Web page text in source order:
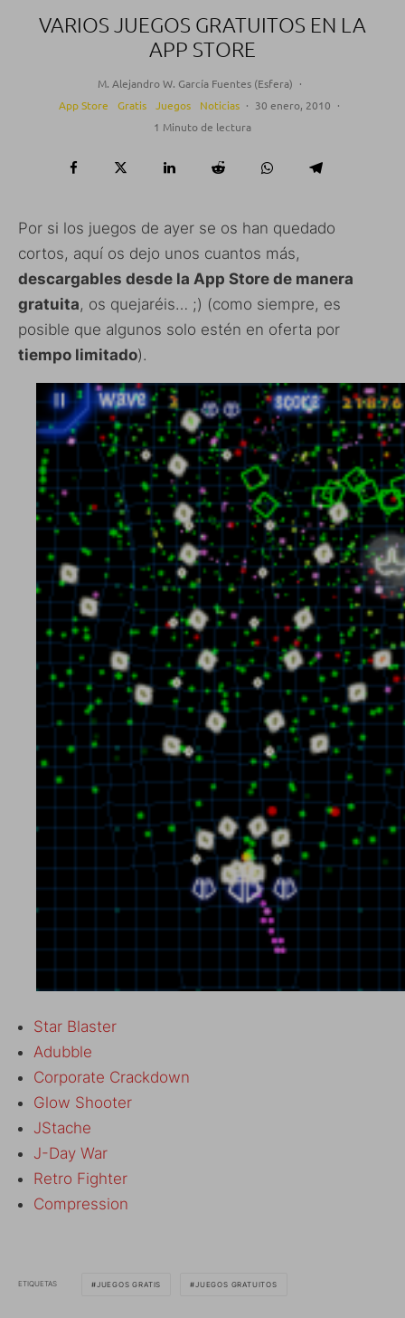
VARIOS JUEGOS GRATUITOS EN LA
APP STORE
M. Alejandro W. García Fuentes (Esfera) ·
App Store
Gratis Juegos Noticias · 30 enero, 2010 ·
1 Minuto de lectura
Por si los juegos de ayer se os han quedado
cortos, aquí os dejo unos cuantos más,
descargables desde la App Store de manera
gratuita, os quejaréis… ;) (como siempre, es
posible que algunos solo estén en oferta por
tiempo limitado).
Star Blaster
Adubble
Corporate Crackdown
Glow Shooter
JStache
J-Day War
Retro Fighter
Compression
ETIQUETAS JUEGOS GRATIS JUEGOS GRATUITOS